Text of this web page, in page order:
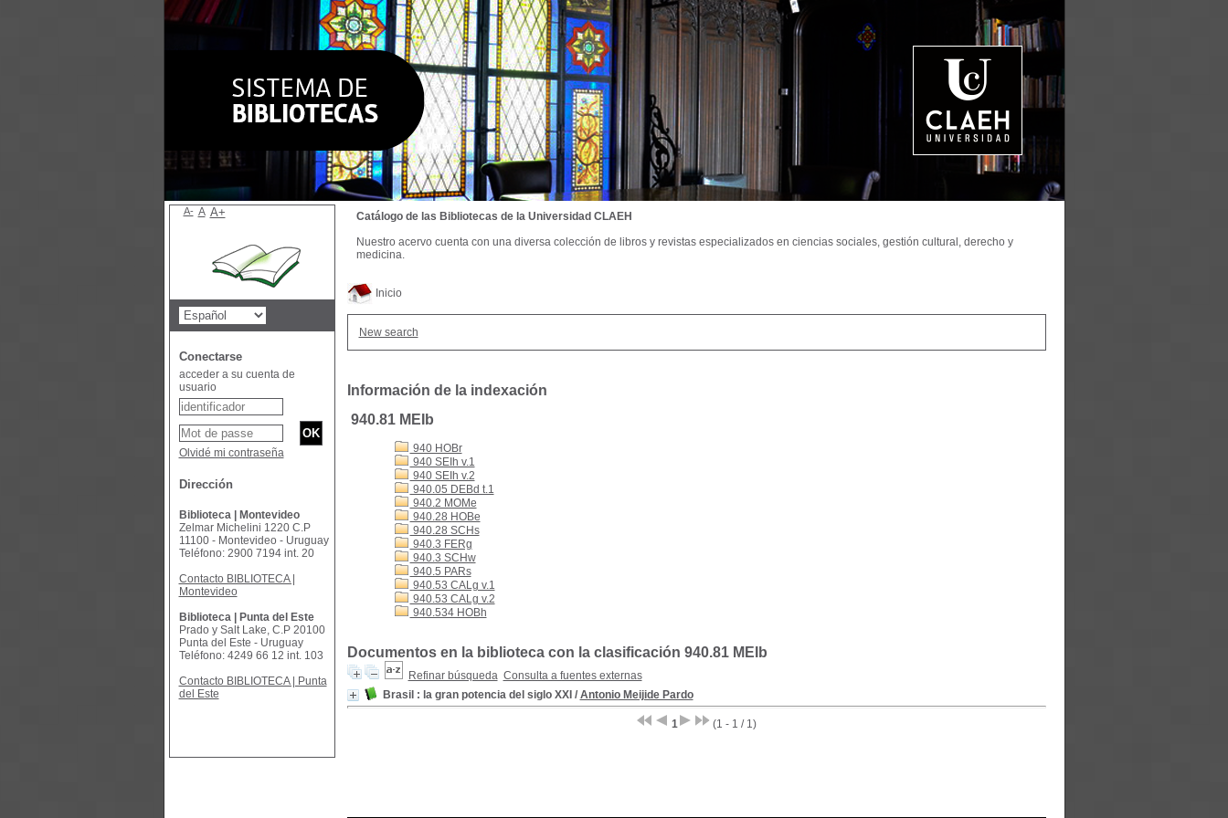
Inicio
New search
Información de la indexación
940.81 MEIb
940 HOBr
940 SEIh v.1
940 SEIh v.2
940.05 DEBd t.1
940.2 MOMe
940.28 HOBe
940.28 SCHs
940.3 FERg
940.3 SCHw
940.5 PARs
940.53 CALg v.1
940.53 CALg v.2
940.534 HOBh
Documentos en la biblioteca con la clasificación 940.81 MEIb
Refinar búsqueda Consulta a fuentes externas
Brasil : la gran potencia del siglo XXI / Antonio Meijide Pardo
1 (1 - 1 / 1)
Catálogo de las Bibliotecas de la Universidad CLAEH
Nuestro acervo cuenta con una diversa colección de libros y revistas especializados en ciencias sociales, gestión cultural, derecho y
medicina.
A- A A+
Conectarse
acceder a su cuenta de
usuario
Olvidé mi contraseña
Dirección
Biblioteca | Montevideo
Zelmar Michelini 1220 C.P
11100 - Montevideo - Uruguay
Teléfono: 2900 7194 int. 20
Contacto BIBLIOTECA |
Montevideo
Biblioteca | Punta del Este
Prado y Salt Lake, C.P 20100
Punta del Este - Uruguay
Teléfono: 4249 66 12 int. 103
Contacto BIBLIOTECA | Punta
del Este